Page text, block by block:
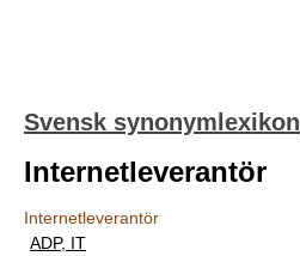
Svensk synonymlexikon
Internetleverantör
Internetleverantör
ADP, IT